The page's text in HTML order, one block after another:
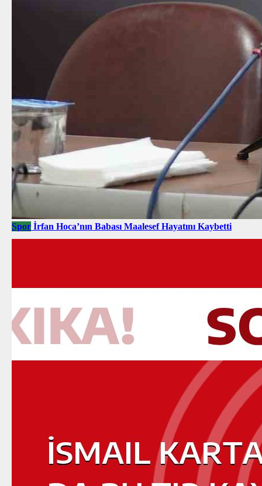
Spor İrfan Hoca’nın Babası Maalesef Hayatını Kaybetti